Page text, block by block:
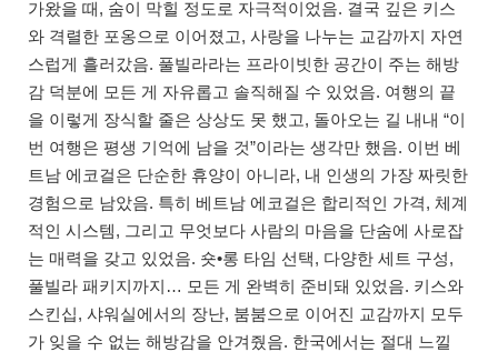
가왔을 때, 숨이 막힐 정도로 자극적이었음. 결국 깊은 키스
와 격렬한 포옹으로 이어졌고, 사랑을 나누는 교감까지 자연
스럽게 흘러갔음. 풀빌라라는 프라이빗한 공간이 주는 해방
감 덕분에 모든 게 자유롭고 솔직해질 수 있었음. 여행의 끝
을 이렇게 장식할 줄은 상상도 못 했고, 돌아오는 길 내내 “이
번 여행은 평생 기억에 남을 것”이라는 생각만 했음. 이번 베
트남 에코걸은 단순한 휴양이 아니라, 내 인생의 가장 짜릿한
경험으로 남았음. 특히 베트남 에코걸은 합리적인 가격, 체계
적인 시스템, 그리고 무엇보다 사람의 마음을 단숨에 사로잡
는 매력을 갖고 있었음. 숏•롱 타임 선택, 다양한 세트 구성,
풀빌라 패키지까지… 모든 게 완벽히 준비돼 있었음. 키스와
스킨십, 샤워실에서의 장난, 붐붐으로 이어진 교감까지 모두
가 잊을 수 없는 해방감을 안겨줬음. 한국에서는 절대 느낄